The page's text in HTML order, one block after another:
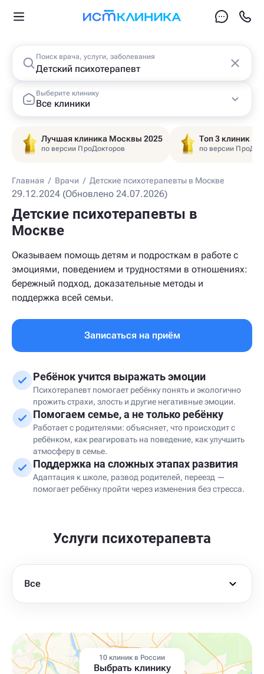
Поиск врача, услуги, заболевания
Выберите клинику
Все клиники
Лучшая клиника Москвы 2025
по версии ПроДокторов
Топ 3 клиник
по версии
Главная / Врачи / Детские психотерапевты в Москве
29.12.2024 (Обновлено 24.07.2026)
Детские психотерапевты в
Москве
Оказываем помощь детям и подросткам в работе с
эмоциями, поведением и трудностями в отношениях:
бережный подход, доказательные методы и
поддержка всей семьи.
Записаться на приём
Ребёнок учится выражать эмоции
Психотерапевт помогает ребёнку понять и экологично
прожить страхи, злость и другие негативные эмоции.
Помогаем семье, а не только ребёнку
Работает с родителями: объясняет, что происходит с
ребёнком, как реагировать на поведение, как улучшить
атмосферу в семье.
Поддержка на сложных этапах развития
Адаптация к школе, развод родителей, переезд —
помогает ребёнку пройти через изменения без стресса.
Услуги психотерапевта
Все
10 клиник в России
Выбрать клинику